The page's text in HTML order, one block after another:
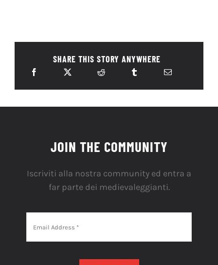
SHARE THIS STORY ANYWHERE
JOIN THE COMMUNITY
Iscriviti alla nostra community ed entra a
far parte dei medievaleggianti.